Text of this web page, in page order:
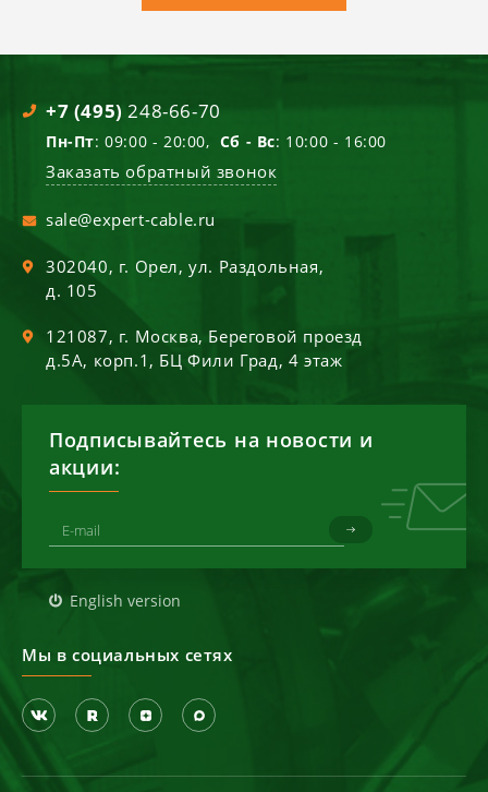
+7 (495) 248-66-70
Пн-Пт: 09:00 - 20:00, Сб - Вс: 10:00 - 16:00
Заказать обратный звонок
sale@expert-cable.ru
302040, г. Орел,ул. Раздольная,
д. 105
121087, г. Москва, Береговой проезд
д.5А, корп.1, БЦ Фили Град, 4 этаж
Подписывайтесь на новости и
акции:
English version
Мы в социальных сетях